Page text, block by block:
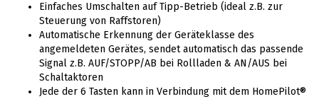
Einfaches Umschalten auf Tipp-Betrieb (ideal z.B. zur
Steuerung von Raffstoren)
Automatische Erkennung der Geräteklasse des
angemeldeten Gerätes, sendet automatisch das passende
Signal z.B. AUF/STOPP/AB bei Rollladen & AN/AUS bei
Schaltaktoren
Jede der 6 Tasten kann in Verbindung mit dem HomePilot®